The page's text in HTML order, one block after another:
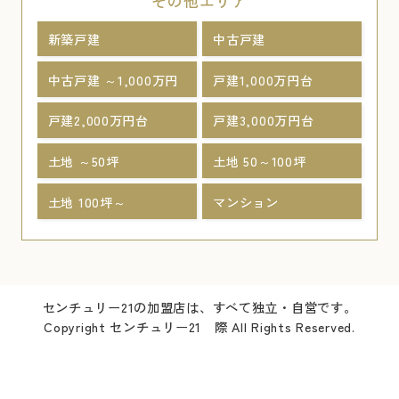
新築戸建 中古戸建
中古戸建 ～1,000万円 戸建1,000万円台
戸建2,000万円台 戸建3,000万円台
土地 ～50坪 土地 50～100坪
土地 100坪～ マンション
センチュリー21の加盟店は、すべて独立・自営です。
Copyright センチュリー21 際 All Rights Reserved.